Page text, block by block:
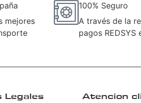
mejores
100% Seguro
A través de la
pagos REDSYS
Legales Atencion